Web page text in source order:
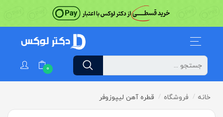
0
خانه فروشگاه قطره آهن لیپوزوفر